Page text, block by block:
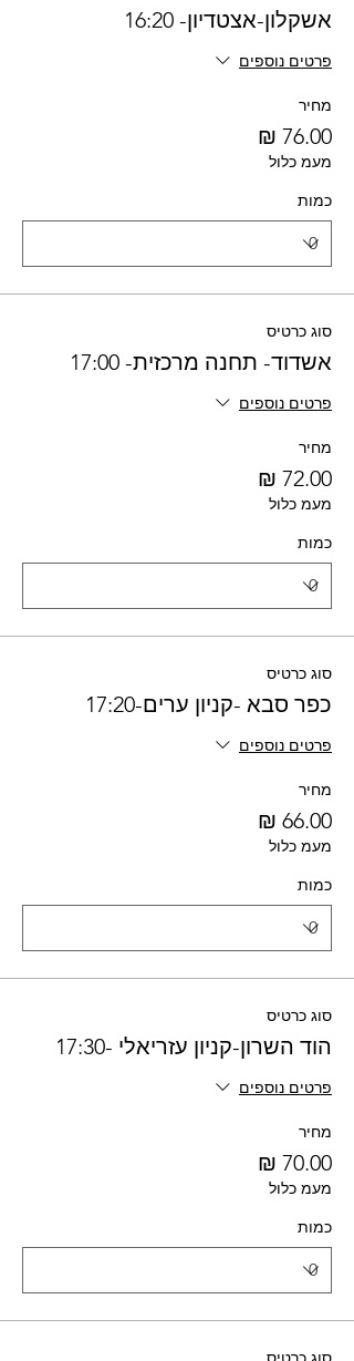
אשקלון-אצטדיון- 16:20
פרטים נוספים
מחיר
מעמ כלול
כמות
סוג כרטיס
אשדוד- תחנה מרכזית- 17:00
פרטים נוספים
מחיר
מעמ כלול
כמות
סוג כרטיס
כפר סבא -קניון ערים-17:20
פרטים נוספים
מחיר
מעמ כלול
כמות
סוג כרטיס
הוד השרון-קניון עזריאלי -17:30
פרטים נוספים
מחיר
מעמ כלול
כמות